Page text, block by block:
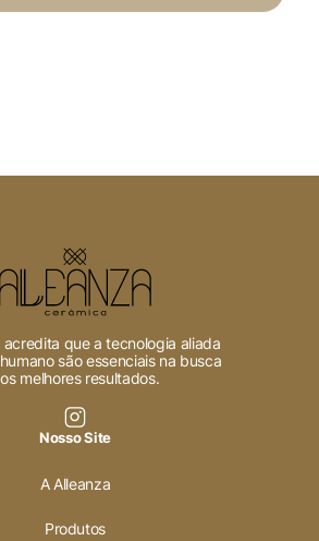
acredita que a tecnologia aliada
são essenciais na busca
melhores resultados.
Nosso Site
A Alleanza
Produtos